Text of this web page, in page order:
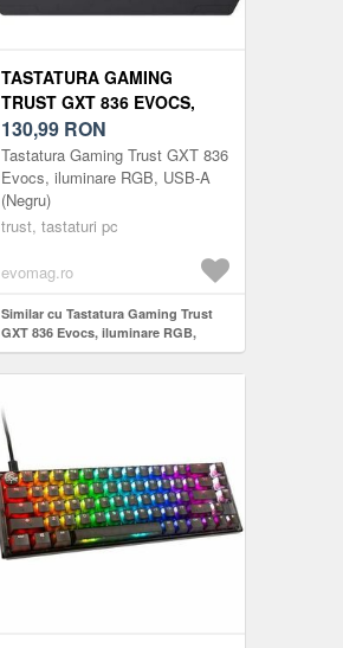
TASTATURA GAMING
TRUST GXT 836 EVOCS,
ILUMINARE RGB, USB-A
(NEGRU)
130,99 RON
Tastatura Gaming Trust GXT 836
Evocs, iluminare RGB, USB-A
(Negru)
trust, tastaturi pc
evomag.ro
Similar cu Tastatura Gaming Trust
GXT 836 Evocs, iluminare RGB,
USB-A (Negru)